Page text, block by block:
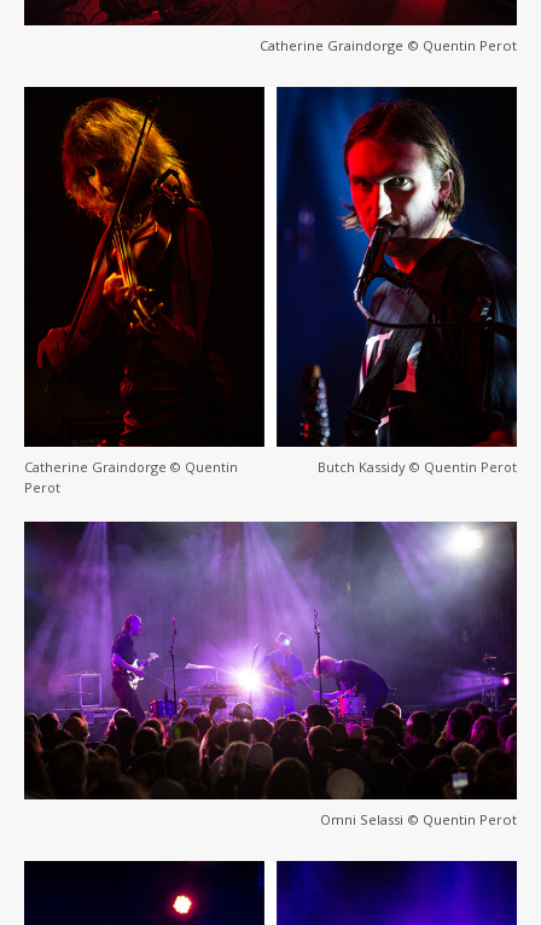
Catherine Graindorge © Quentin Perot
Catherine Graindorge © Quentin
Perot
Butch Kassidy © Quentin Perot
Omni Selassi © Quentin Perot